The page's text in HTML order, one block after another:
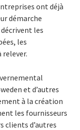
ont déjà
démarche
les
les
relever.
et d’autres
à la création
les fournisseurs
clients d’autres